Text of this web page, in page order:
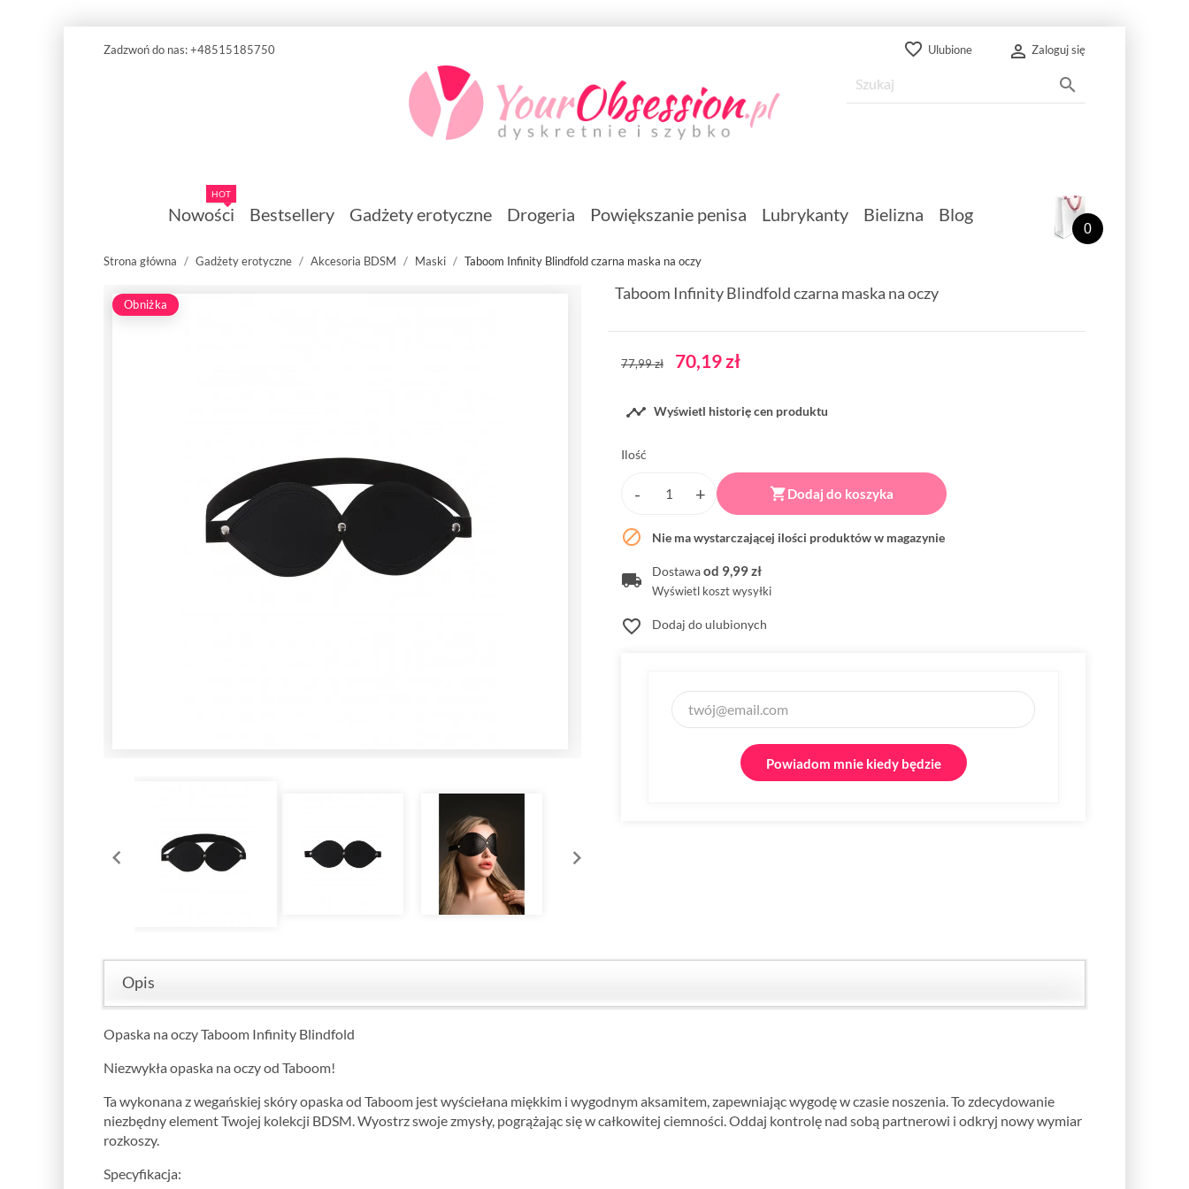
Zadzwoń do nas:+48515185750 favorite_border Ulubione  Zaloguj się

0
Nowości
HOT
Bestsellery Gadżety erotyczne Drogeria Powiększanie penisa Lubrykanty Bielizna Blog
Strona główna Gadżety erotyczne Akcesoria BDSM Maski Taboom Infinity Blindfold czarna maska na oczy
Obniżka
Taboom Infinity Blindfold czarna maska na oczy
77,99 zł 70,19 zł
 Wyświetl historię cen produktu
Ilość
Dodaj do koszyka
 Nie ma wystarczającej ilości produktów w magazynie
Dostawaod 9,99 zł
Wyświetl koszt wysyłki
favorite_border Dodaj do ulubionych
Powiadom mnie kiedy będzie
Opis
Opaska na oczy Taboom Infinity Blindfold
Niezwykła opaska na oczy od Taboom!
Ta wykonana z wegańskiej skóry opaska od Taboom jest wyściełana miękkim i wygodnym aksamitem, zapewniając wygodę w czasie noszenia. To zdecydowanie
niezbędny element Twojej kolekcji BDSM. Wyostrz swoje zmysły, pogrążając się w całkowitej ciemności. Oddaj kontrolę nad sobą partnerowi i odkryj nowy wymiar
rozkoszy.
Specyfikacja: